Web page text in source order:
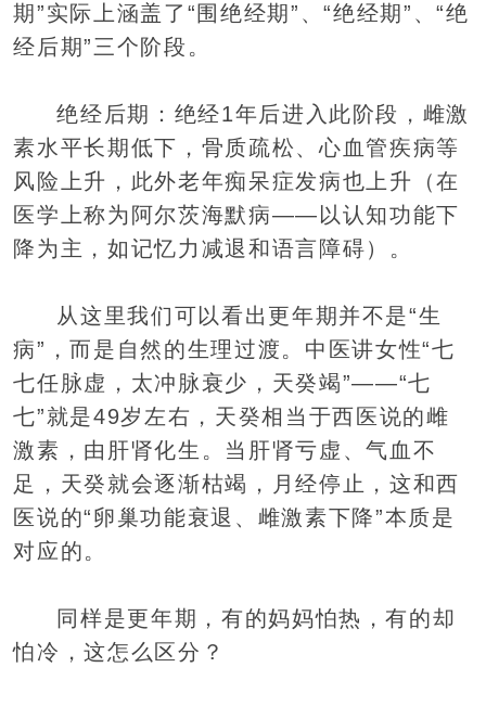
期”实际上涵盖了“‌围绝经期”、“绝经期”、“绝
经后期”‌三个阶段。
‌绝经后期‌：绝经1年后进入此阶段，雌激
素水平长期低下，骨质疏松、心血管疾病等
风险上升，此外老年痴呆症发病也上升（在
医学上称为‌阿尔茨海默病——以认知功能下
降为主，如记忆力减退和语言障碍）。
从这里我们可以看出更年期并不是“生
病”，而是自然的生理过渡。中医讲女性“七
七任脉虚，太冲脉衰少，天癸竭”——“七
七”就是49岁左右，天癸相当于西医说的雌
激素，由肝肾化生。当肝肾亏虚、气血不
足，天癸就会逐渐枯竭，月经停止，这和西
医说的“卵巢功能衰退、雌激素下降”本质是
对应的。
同样是更年期，有的妈妈怕热，有的却
怕冷，这怎么区分？